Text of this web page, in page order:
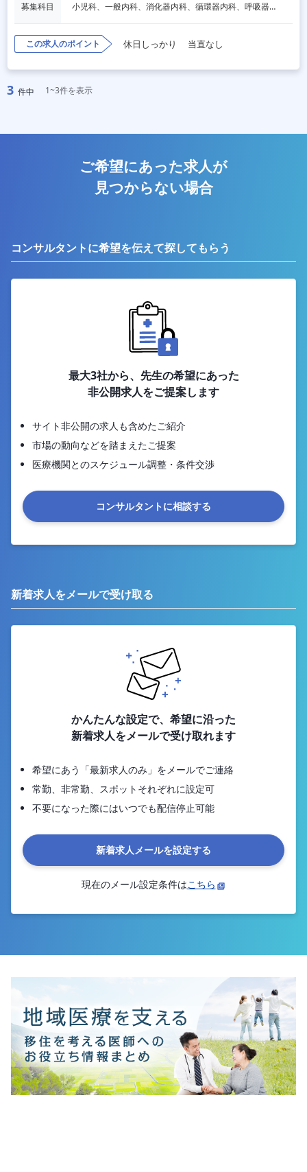
募集科目 小児科、一般内科、消化器内科、循環器内科、呼吸器内科、血液内科、脳神経内科、内分泌内科、老人内科、一般外科、消化器外科、心臓外科、呼吸器外科、脳神経外科、整形外科、形成外科、リハビリテーション科、産婦人科、婦人科、泌尿器科、放射線科、人工透析、麻酔科、美容外科、人間ドック・検診
この求人のポイント 休日しっかり 当直なし
3 件中 1~3件を表示
ご希望にあった求人が
見つからない場合
コンサルタントに希望を伝えて探してもらう
最大3社から、先生の希望にあった
非公開求人をご提案します
サイト非公開の求人も含めたご紹介
市場の動向などを踏まえたご提案
医療機関とのスケジュール調整・条件交渉
コンサルタントに相談する
新着求人をメールで受け取る
かんたんな設定で、希望に沿った
新着求人をメールで受け取れます
希望にあう「最新求人のみ」をメールでご連絡
常勤、非常勤、スポットそれぞれに設定可
不要になった際にはいつでも配信停止可能
新着求人メールを設定する
現在のメール設定条件はこちら